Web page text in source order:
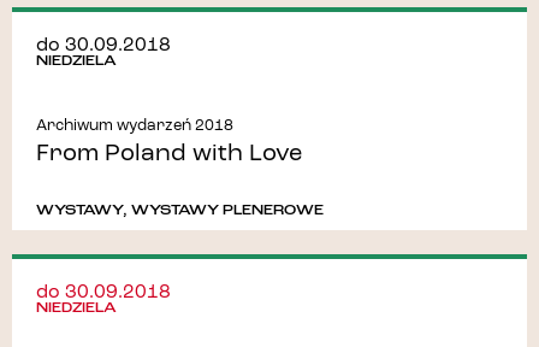
do 30.09.2018
NIEDZIELA
Archiwum wydarzeń 2018
From Poland with Love
WYSTAWY, WYSTAWY PLENEROWE
do 30.09.2018
NIEDZIELA